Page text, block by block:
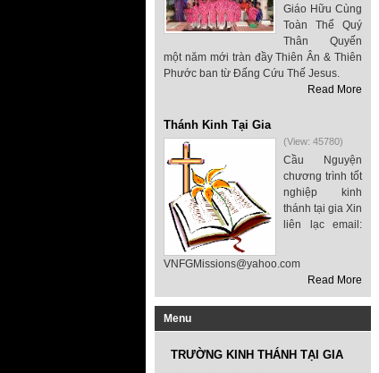
Giáo Hữu Cùng
Toàn Thể Quý
Thân Quyến
một năm mới tràn đầy Thiên Ân & Thiên
Phước ban từ Đấng Cứu Thế Jesus.
Read More
Thánh Kinh Tại Gia
(View: 45780)
Cầu Nguyện
chương trình tốt
nghiệp kinh
thánh tại gia Xin
liên lạc email:
VNFGMissions@yahoo.com
Read More
Menu
TRƯỜNG KINH THÁNH TẠI GIA